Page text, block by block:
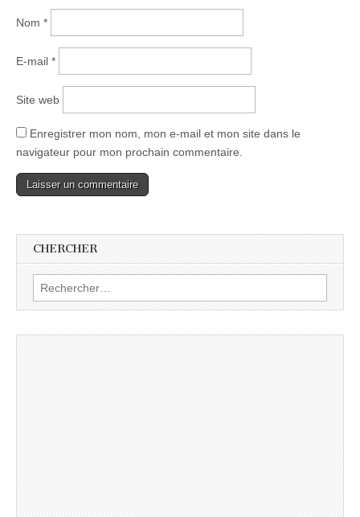
Nom *
E-mail *
Site web
Enregistrer mon nom, mon e-mail et mon site dans le
navigateur pour mon prochain commentaire.
CHERCHER
Rechercher :